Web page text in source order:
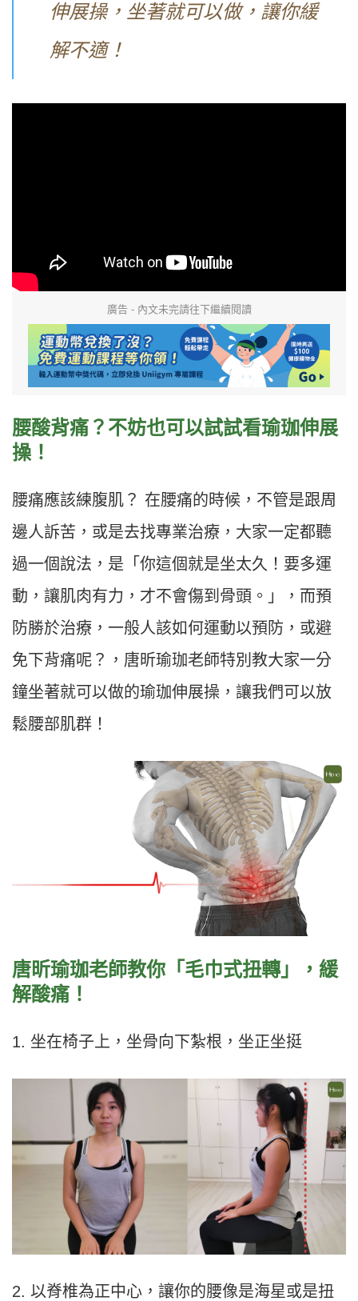
伸展操，坐著就可以做，讓你緩
解不適！
廣告 - 內文未完請往下繼續閱讀
腰酸背痛？不妨也可以試試看瑜珈伸展
操！
腰痛應該練腹肌？ 在腰痛的時候，不管是跟周
邊人訴苦，或是去找專業治療，大家一定都聽
過一個說法，是「你這個就是坐太久！要多運
動，讓肌肉有力，才不會傷到骨頭。」，而預
防勝於治療，一般人該如何運動以預防，或避
免下背痛呢？，唐昕瑜珈老師特別教大家一分
鐘坐著就可以做的瑜珈伸展操，讓我們可以放
鬆腰部肌群！
唐昕瑜珈老師教你「毛巾式扭轉」，緩
解酸痛 ！
1. 坐在椅子上，坐骨向下紮根，坐正坐挺
2. 以脊椎為正中心，讓你的腰像是海星或是扭